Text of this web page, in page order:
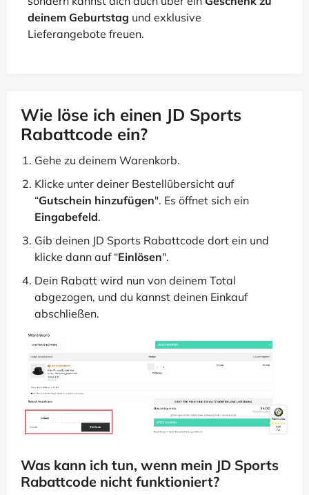
deinem Geburtstag und exklusive
Lieferangebote freuen.
Wie löse ich einen JD Sports
Rabattcode ein?
Gehe zu deinem Warenkorb.
Klicke unter deiner Bestellübersicht auf
“Gutschein hinzufügen". Es öffnet sich ein
Eingabefeld.
Gib deinen JD Sports Rabattcode dort ein und
klicke dann auf “Einlösen".
Dein Rabatt wird nun von deinem Total
abgezogen, und du kannst deinen Einkauf
abschließen.
Was kann ich tun, wenn mein JD Sports
Rabattcode nicht funktioniert?